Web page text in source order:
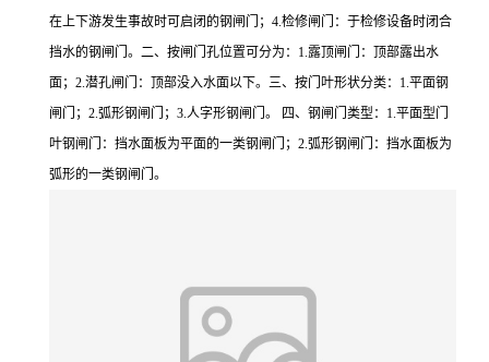
在上下游发生事故时可启闭的钢闸门；4.检修闸门：于检修设备时闭合
挡水的钢闸门。二、按闸门孔位置可分为：1.露顶闸门：顶部露出水
面；2.潜孔闸门：顶部没入水面以下。三、按门叶形状分类：1.平面钢
闸门；2.弧形钢闸门；3.人字形钢闸门。 四、钢闸门类型：1.平面型门
叶钢闸门：挡水面板为平面的一类钢闸门；2.弧形钢闸门：挡水面板为
弧形的一类钢闸门。